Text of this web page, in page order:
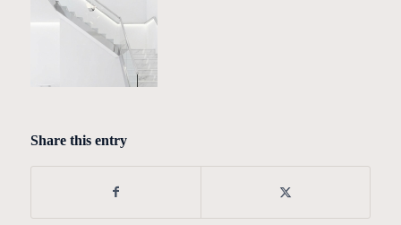
Share this entry